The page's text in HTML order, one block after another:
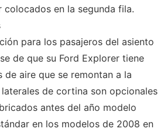
colocados en la segunda fila.
para los pasajeros del asiento
de que su Ford Explorer tiene
aire que se remontan a la
de cortina son opcionales
antes del año modelo
en los modelos de 2008 en